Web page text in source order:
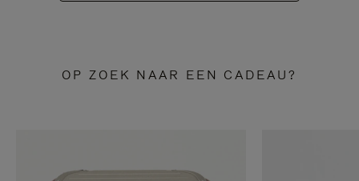
OP ZOEK NAAR EEN CADEAU?